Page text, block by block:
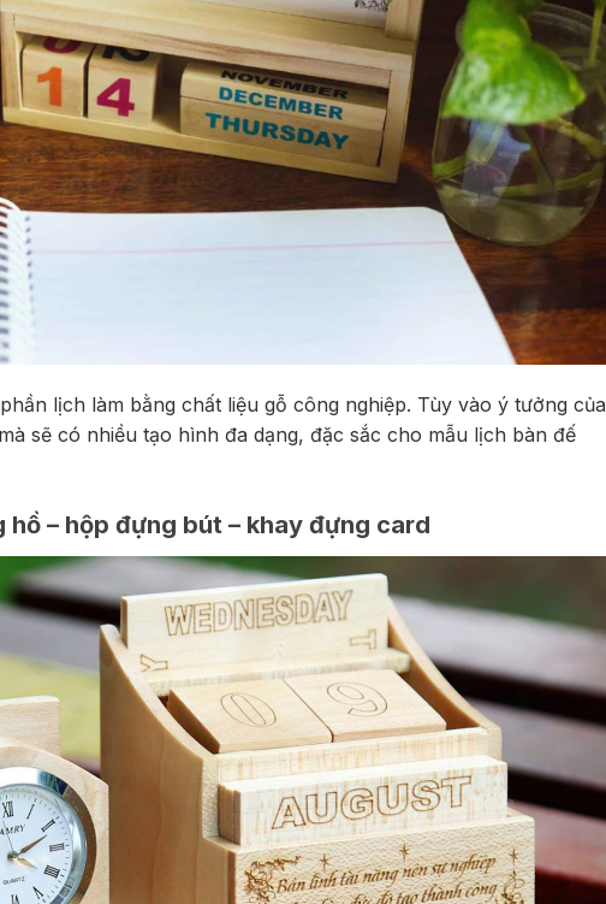
lịch làm bằng chất liệu gỗ công nghiệp. Tùy vào ý tưởng của
sẽ có nhiều tạo hình đa dạng, đặc sắc cho mẫu lịch bàn đế
– hộp đựng bút – khay đựng card